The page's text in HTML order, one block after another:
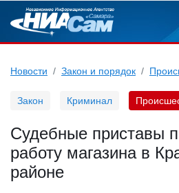
Новости Закон и порядок
Закон Криминал
Судебные приставы
работу магазина в
районе